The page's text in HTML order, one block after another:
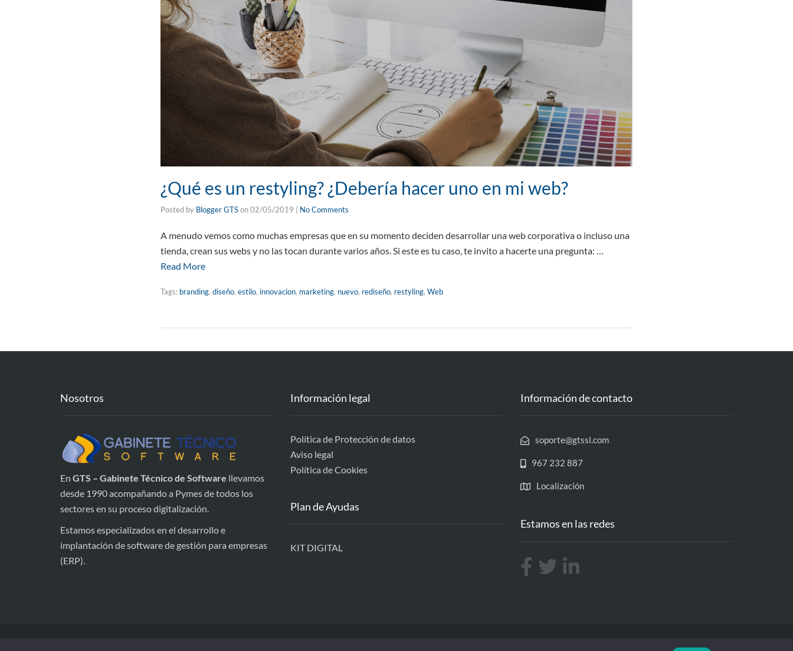
¿Qué es un restyling? ¿Debería hacer uno en mi web?
Posted by Blogger GTSon02/05/2019 No Comments
A menudo vemos como muchas empresas que en su momento deciden desarrollar una web corporativa o incluso una
tienda, crean sus webs y no las tocan durante varios años. Si este es tu caso, te invito a hacerte una pregunta: …
Read More
Tags: branding, diseño, estilo, innovacion, marketing, nuevo, rediseño, restyling, Web
Nosotros
En GTS – Gabinete Técnico de Software llevamos
desde 1990 acompañando a Pymes de todos los
sectores en su proceso digitalización.
Estamos especializados en el desarrollo e
implantación de software de gestión para empresas
(ERP).
Información legal
Política de Protección de datos
Aviso legal
Política de Cookies
Plan de Ayudas
KIT DIGITAL
Información de contacto
soporte@gtssl.com
967 232 887
Localización
Estamos en las redes